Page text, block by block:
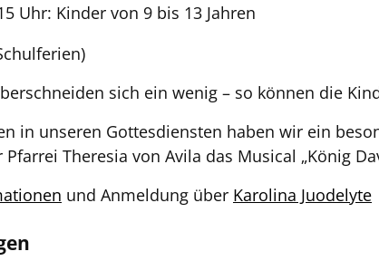
Uhr: Kinder von 9 bis 13 Jahren
sich ein wenig – so können die
in unseren Gottesdiensten haben wir ein
Theresia von Avila das Musical „König
und Anmeldung über Karolina Juodelyte